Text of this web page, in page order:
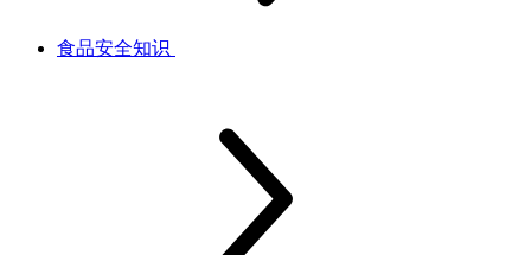
食品安全知识